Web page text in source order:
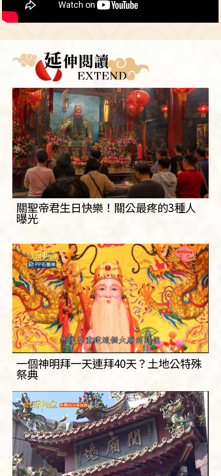
關聖帝君生日快樂！關公最疼的3種人
曝光
一個神明拜一天連拜40天？土地公特殊
祭典